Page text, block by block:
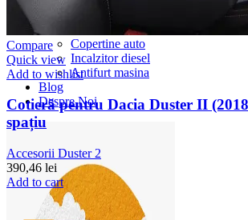
Accesorii Dacia Jogger
Parfum masina
Copertine auto
Incalzitor diesel
Antifurt masina
Blog
Despre Noi
Compare
Quick view
Add to wishlist
Cotieră pentru Dacia Duster II
spațiu
Accesorii Duster 2
390,46 lei
Add to cart